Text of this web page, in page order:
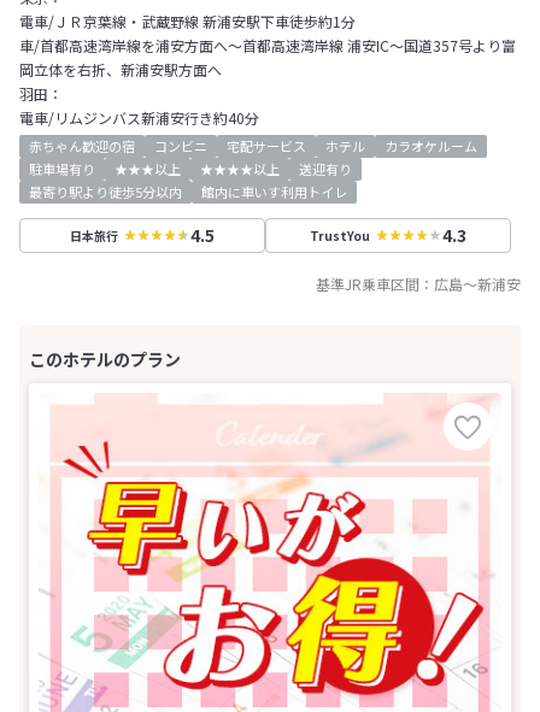
電車/ＪＲ京葉線・武蔵野線 新浦安駅下車徒歩約1分
車/首都高速湾岸線を浦安方面へ～首都高速湾岸線 浦安IC～国道357号より富
岡立体を右折、新浦安駅方面へ
羽田：
電車/リムジンバス新浦安行き約40分
赤ちゃん歓迎の宿 コンビニ 宅配サービス ホテル
カラオケルーム
駐車場有り
★★★以上 ★★★★以上
送迎有り
最寄り駅より徒歩5分以内
館内に車いす利用トイレ
日本旅行 4.5 TrustYou 4.3
基準JR乗車区間： 広島～新浦安